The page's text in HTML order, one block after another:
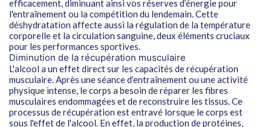
efficacement, diminuant ainsi vos réserves d’énergie pour
l'entraînement ou la compétition du lendemain. Cette
déshydratation affecte aussi la régulation de la température
corporelle et la circulation sanguine, deux éléments cruciaux
pour les performances sportives.
Diminution de la récupération musculaire
L'alcool a un effet direct sur les capacités de récupération
musculaire. Après une séance d’entraînement ou une activité
physique intense, le corps a besoin de réparer les fibres
musculaires endommagées et de reconstruire les tissus. Ce
processus de récupération est entravé lorsque le corps est
sous l'effet de l'alcool. En effet, la production de protéines,